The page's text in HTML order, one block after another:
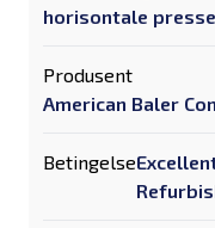
horisontale
Produsent
American Baler
Betingelse